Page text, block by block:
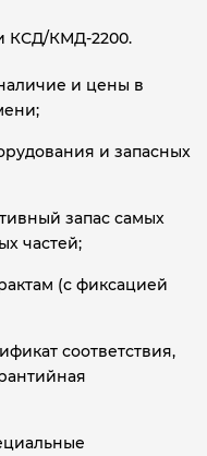
КСД/КМД-2200.
и цены в
и запасных
запас самых
частей;
(с фиксацией
соответствия,